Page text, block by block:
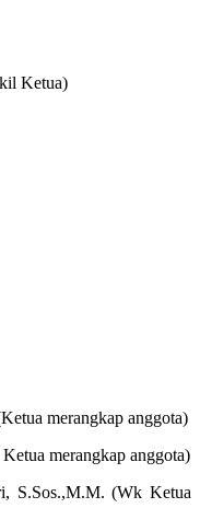
Ketua)
merangkap anggota)
merangkap anggota)
(Wk Ketua